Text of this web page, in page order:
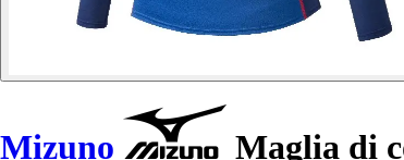
Mizuno Maglia di